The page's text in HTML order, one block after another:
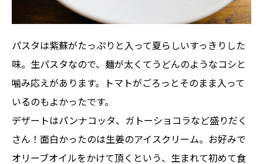
パスタは紫蘇がたっぷりと入って夏らしいすっきりした
味。生パスタなので、麺が太くてうどんのようなコシと
噛み応えがあります。トマトがごろっとそのまま入って
いるのもよかったです。
デザートはパンナコッタ、ガトーショコラなど盛りだく
さん！面白かったのは生姜のアイスクリーム。お好みで
オリーブオイルをかけて頂くという、生まれて初めて食